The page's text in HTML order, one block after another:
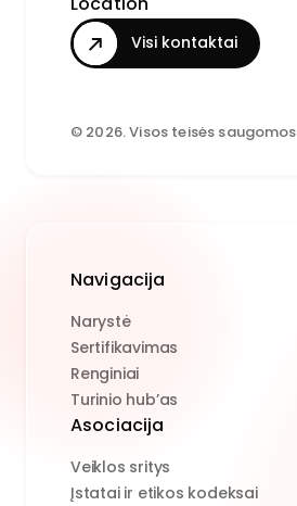
Visi kontaktai
© 2026. Visos teisės saugomos
Navigacija
Narystė
Sertifikavimas
Renginiai
Turinio hub’as
Asociacija
Veiklos sritys
Įstatai ir etikos kodeksai